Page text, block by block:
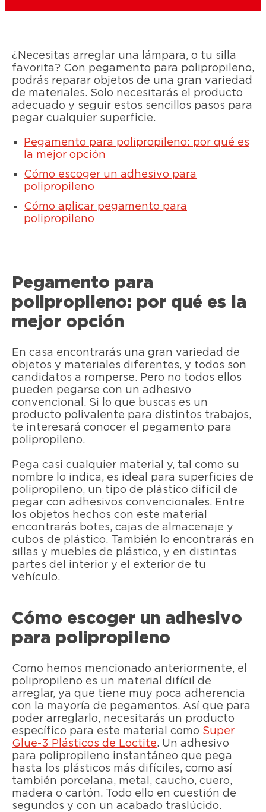
¿Necesitas arreglar una lámpara, o tu silla
favorita? Con pegamento para polipropileno,
podrás reparar objetos de una gran variedad
de materiales. Solo necesitarás el producto
adecuado y seguir estos sencillos pasos para
pegar cualquier superficie.
Pegamento para polipropileno: por qué es
la mejor opción
Cómo escoger un adhesivo para
polipropileno
Cómo aplicar pegamento para
polipropileno
Pegamento para
polipropileno: por qué es la
mejor opción
En casa encontrarás una gran variedad de
objetos y materiales diferentes, y todos son
candidatos a romperse. Pero no todos ellos
pueden pegarse con un adhesivo
convencional. Si lo que buscas es un
producto polivalente para distintos trabajos,
te interesará conocer el pegamento para
polipropileno.
Pega casi cualquier material y, tal como su
nombre lo indica, es ideal para superficies de
polipropileno, un tipo de plástico difícil de
pegar con adhesivos convencionales. Entre
los objetos hechos con este material
encontrarás botes, cajas de almacenaje y
cubos de plástico. También lo encontrarás en
sillas y muebles de plástico, y en distintas
partes del interior y el exterior de tu
vehículo.
Cómo escoger un adhesivo
para polipropileno
Como hemos mencionado anteriormente, el
polipropileno es un material difícil de
arreglar, ya que tiene muy poca adherencia
con la mayoría de pegamentos. Así que para
poder arreglarlo, necesitarás un producto
específico para este material como Super
Glue-3 Plásticos de Loctite. Un adhesivo
para polipropileno instantáneo que pega
hasta los plásticos más difíciles, como así
también porcelana, metal, caucho, cuero,
madera o cartón. Todo ello en cuestión de
segundos y con un acabado traslúcido.